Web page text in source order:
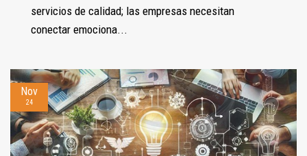
servicios de calidad; las empresas necesitan
conectar emociona...
Nov
24